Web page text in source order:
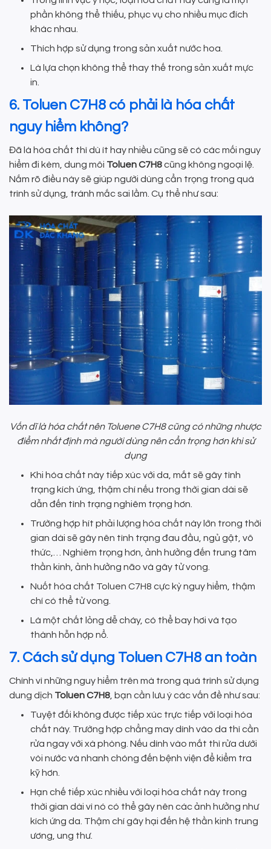
phần không thể thiếu, phục vụ cho nhiều mục đích
khác nhau.
Thích hợp sử dụng trong sản xuất nước hoa.
Là lựa chọn không thể thay thế trong sản xuất mực
in.
6. Toluen C7H8 có phải là hóa chất
nguy hiểm không?
Đã là hóa chất thì dù ít hay nhiều cũng sẽ có các mối nguy
hiểm đi kèm, dung môi Toluen C7H8cũng không ngoại lệ.
Nắm rõ điều này sẽ giúp người dùng cẩn trọng trong quá
trình sử dụng, tránh mắc sai lầm. Cụ thể như sau:
Vốn dĩ là hóa chất nên Toluene C7H8 cũng có những nhược
điểm nhất định mà người dùng nên cẩn trọng hơn khi sử
dụng
Khi hóa chất này tiếp xúc với da, mắt sẽ gây tình
trạng kích ứng, thậm chí nếu trong thời gian dài sẽ
dẫn đến tình trạng nghiêm trọng hơn.
Trường hợp hít phải lượng hóa chất này lớn trong thời
gian dài sẽ gây nên tình trạng đau đầu, ngủ gật, vô
thức,… Nghiêm trọng hơn, ảnh hưởng đến trung tâm
thần kinh, ảnh hưởng não và gây tử vong.
Nuốt hóa chất Toluen C7H8 cực kỳ nguy hiểm, thậm
chí có thể tử vong.
Là một chất lỏng dễ cháy, có thể bay hơi và tạo
thành hỗn hợp nổ.
7. Cách sử dụng Toluen C7H8 an toàn
Chính vì những nguy hiểm trên mà trong quá trình sử dụng
dung dịch Toluen C7H8, bạn cần lưu ý các vấn đề như sau:
Tuyệt đối không được tiếp xúc trực tiếp với loại hóa
chất này. Trường hợp chẳng may dính vào da thì cần
rửa ngay với xà phòng. Nếu dính vào mắt thì rửa dưới
vòi nước và nhanh chóng đến bệnh viện để kiểm tra
kỹ hơn.
Hạn chế tiếp xúc nhiều với loại hóa chất này trong
thời gian dài vì nó có thể gây nên các ảnh hưởng như
kích ứng da. Thậm chí gây hại đến hệ thần kinh trung
ương, ung thư.